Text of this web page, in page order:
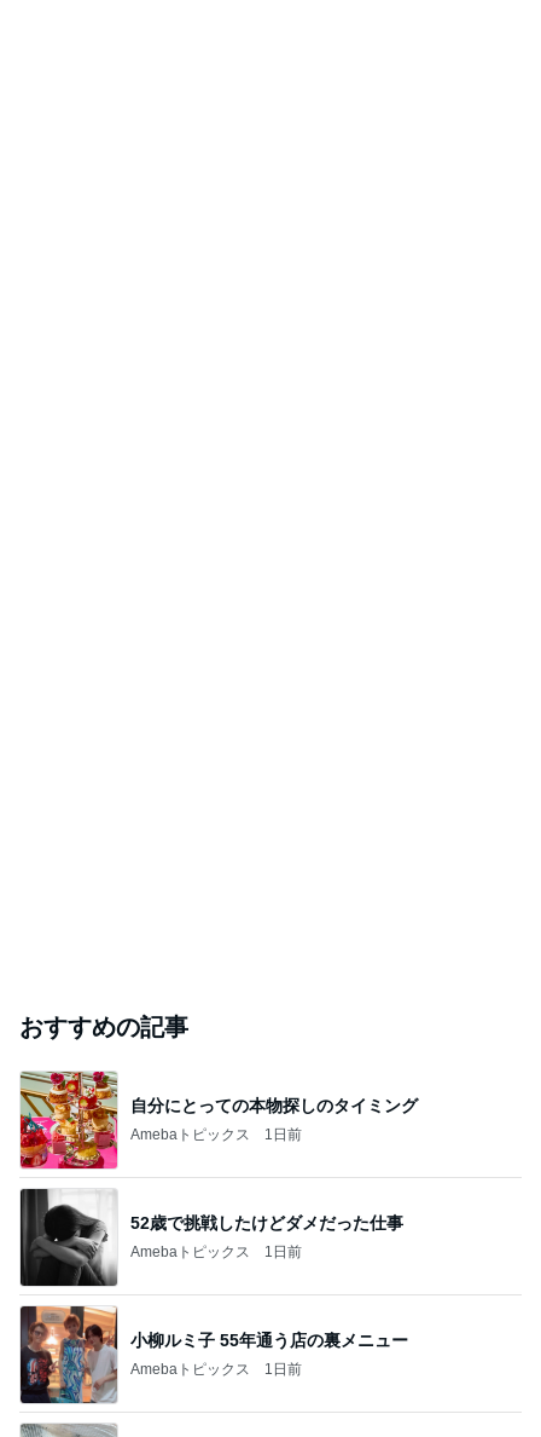
おすすめの記事
自分にとっての本物探しのタイミング
Amebaトピックス 1日前
52歳で挑戦したけどダメだった仕事
Amebaトピックス 1日前
小柳ルミ子 55年通う店の裏メニュー
Amebaトピックス 1日前